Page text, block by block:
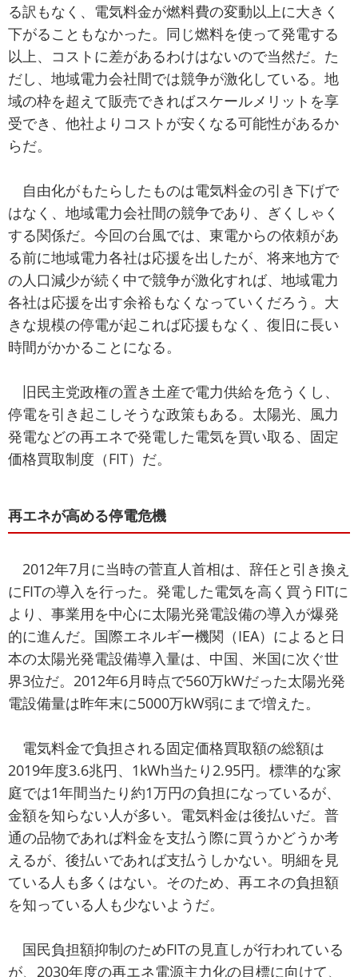
る訳もなく、電気料金が燃料費の変動以上に大きく
下がることもなかった。同じ燃料を使って発電する
以上、コストに差があるわけはないので当然だ。た
だし、地域電力会社間では競争が激化している。地
域の枠を超えて販売できればスケールメリットを享
受でき、他社よりコストが安くなる可能性があるか
らだ。
自由化がもたらしたものは電気料金の引き下げで
はなく、地域電力会社間の競争であり、ぎくしゃく
する関係だ。今回の台風では、東電からの依頼があ
る前に地域電力各社は応援を出したが、将来地方で
の人口減少が続く中で競争が激化すれば、地域電力
各社は応援を出す余裕もなくなっていくだろう。大
きな規模の停電が起これば応援もなく、復旧に長い
時間がかかることになる。
旧民主党政権の置き土産で電力供給を危うくし、
停電を引き起こしそうな政策もある。太陽光、風力
発電などの再エネで発電した電気を買い取る、固定
価格買取制度（FIT）だ。
再エネが高める停電危機
2012年7月に当時の菅直人首相は、辞任と引き換え
にFITの導入を行った。発電した電気を高く買うFITに
より、事業用を中心に太陽光発電設備の導入が爆発
的に進んだ。国際エネルギー機関（IEA）によると日
本の太陽光発電設備導入量は、中国、米国に次ぐ世
界3位だ。2012年6月時点で560万kWだった太陽光発
電設備量は昨年末に5000万kW弱にまで増えた。
電気料金で負担される固定価格買取額の総額は
2019年度3.6兆円、1kWh当たり2.95円。標準的な家
庭では1年間当たり約1万円の負担になっているが、
金額を知らない人が多い。電気料金は後払いだ。普
通の品物であれば料金を支払う際に買うかどうか考
えるが、後払いであれば支払うしかない。明細を見
ている人も多くはない。そのため、再エネの負担額
を知っている人も少ないようだ。
国民負担額抑制のためFITの見直しが行われている
が、2030年度の再エネ電源主力化の目標に向けて、